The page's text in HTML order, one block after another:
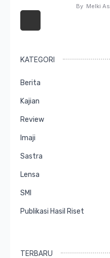
By Melki As
KATEGORI
Berita
Kajian
Review
Imaji
Sastra
Lensa
SMI
Publikasi Hasil Riset
TERBARU